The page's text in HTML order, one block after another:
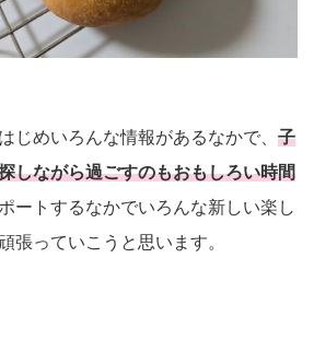
じめいろんな情報があるなかで、 子
しながら過ごすのもおもしろい時間
ートするなかでいろんな新しい楽し
張っていこうと思います。